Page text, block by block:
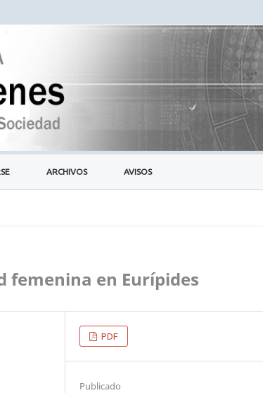
ARCHIVOS AVISOS
femenina en Eurípides
PDF
Publicado